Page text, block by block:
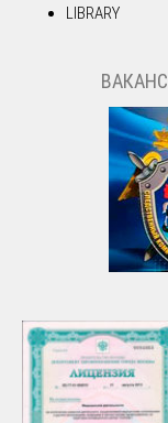
LIBRARY